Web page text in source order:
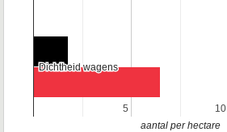
5
5 10
10
Dichtheid wagens
Dichtheid wagens
aantal per hectare